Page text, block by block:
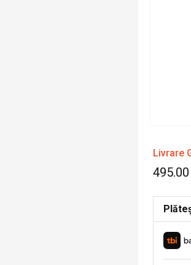
Livrare
495.00